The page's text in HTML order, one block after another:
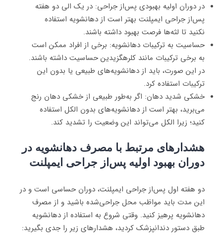
در دوران اولیه بهبودی پس‌از جراحی: در یک الی دو هفته
پس‌از جراحی ایمپلنت بهتر است از دهانشویه استفاده
نکنید تا لثه‌ها فرصت بهبود داشته باشند.
حساسیت به ترکیبات دهانشویه: برخی از افراد ممکن است
به برخی ترکیبات مانند کلرهگزیدین حساسیت داشته باشند.
در این صورت، باید از دهانشویه‌های طبیعی یا بدون این
ترکیبات استفاده کرد.
خشکی شدید دهان: اگر به‌طور طبیعی از خشکی دهان رنج
می‌برید، بهتر است از دهانشویه‌های بدون الکل استفاده
کنید؛ زیرا الکل می‌تواند این وضعیت را تشدید کند.
هشدارهای مرتبط با مصرف دهانشویه در
دوران بهبود اولیه پس‌از جراحی ایمپلنت
دو هفته اول پس‌از جراحی ایمپلنت، دوران حساسی است و در
این مدت باید مواظب محل جراحی‌شده باشید و از مصرف
دهانشویه پرهیز کنید. وقتی شروع به استفاده از دهانشویه
طبق دستور دندانپزشک کردید، هشدارهای زیر را جدی بگیرید: